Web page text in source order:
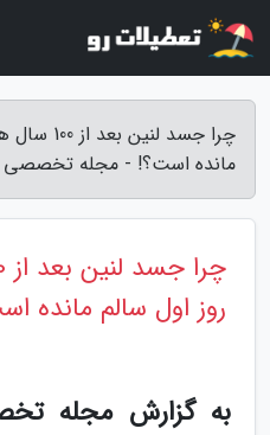
چرا جسد
مانده است؟! - مجله تخصصی
روز اول سالم مانده
به گزارش مجله